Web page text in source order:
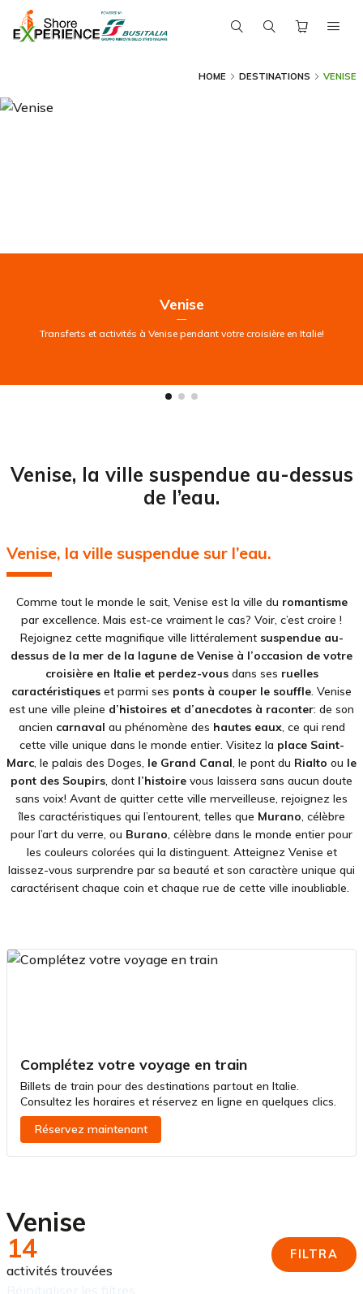
HOME DESTINATIONS VENISE
Venise
—
Transferts et activités à Venise pendant votre croisière en Italie!
Venise, la ville suspendue au-dessus
de l’eau.
Venise, la ville suspendue sur l’eau.
Comme tout le monde le sait, Venise est la ville du romantisme
par excellence. Mais est-ce vraiment le cas? Voir, c’est croire !
Rejoignez cette magnifique ville littéralement suspendue au-
dessus de la mer de la lagune de Venise à l’occasion de votre
croisière en Italie et perdez-vousdans ses ruelles
caractéristiques et parmi ses ponts à couper le souffle . Venise
est une ville pleine d’histoires et d’anecdotes à raconter: de son
ancien carnaval au phénomène des hautes eaux, ce qui rend
cette ville unique dans le monde entier. Visitez la place Saint-
Marc , le palais des Doges, le Grand Canal , le pont du Rialto ou le
pont des Soupirs , dont l’histoire vous laissera sans aucun doute
sans voix! Avant de quitter cette ville merveilleuse, rejoignez les
îles caractéristiques qui l’entourent, telles que Murano , célèbre
pour l’art du verre, ou Burano , célèbre dans le monde entier pour
les couleurs colorées qui la distinguent. Atteignez Venise et
laissez-vous surprendre par sa beauté et son caractère unique qui
caractérisent chaque coin et chaque rue de cette ville inoubliable.
Complétez votre voyage en train
Billets de train pour des destinations partout en Italie.
Consultez les horaires et réservez en ligne en quelques clics.
Réservez maintenant
Venise
14
activités trouvées
FILTRA